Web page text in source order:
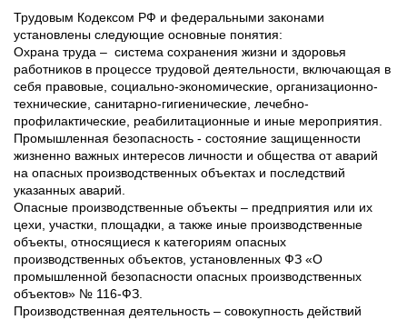
Трудовым Кодексом РФ и федеральными законами
установлены следующие основные понятия:
Охрана труда – система сохранения жизни и здоровья
работников в процессе трудовой деятельности, включающая в
себя правовые, социально-экономические, организационно-
технические, санитарно-гигиенические, лечебно-
профилактические, реабилитационные и иные мероприятия.
Промышленная безопасность - состояние защищенности
жизненно важных интересов личности и общества от аварий
на опасных производственных объектах и последствий
указанных аварий.
Опасные производственные объекты – предприятия или их
цехи, участки, площадки, а также иные производственные
объекты, относящиеся к категориям опасных
производственных объектов, установленных ФЗ «О
промышленной безопасности опасных производственных
объектов» № 116-ФЗ.
Производственная деятельность – совокупность действий